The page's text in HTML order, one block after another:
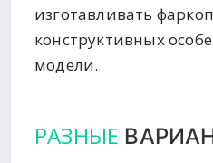
изготавливать
конструктивных
модели.
РАЗНЫЕ